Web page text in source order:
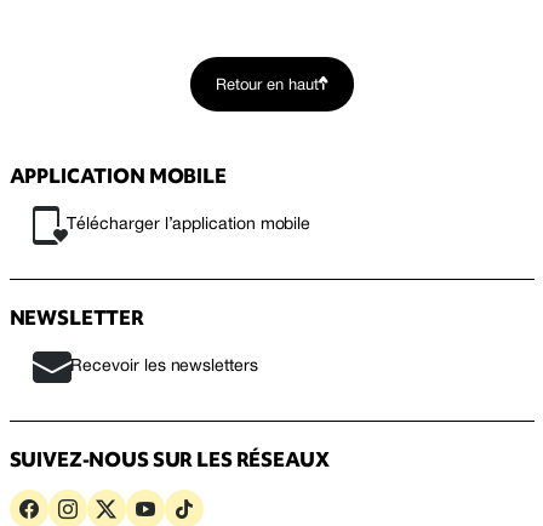
Retour en haut
APPLICATION MOBILE
Télécharger l’application mobile
NEWSLETTER
Recevoir les newsletters
SUIVEZ-NOUS SUR LES RÉSEAUX